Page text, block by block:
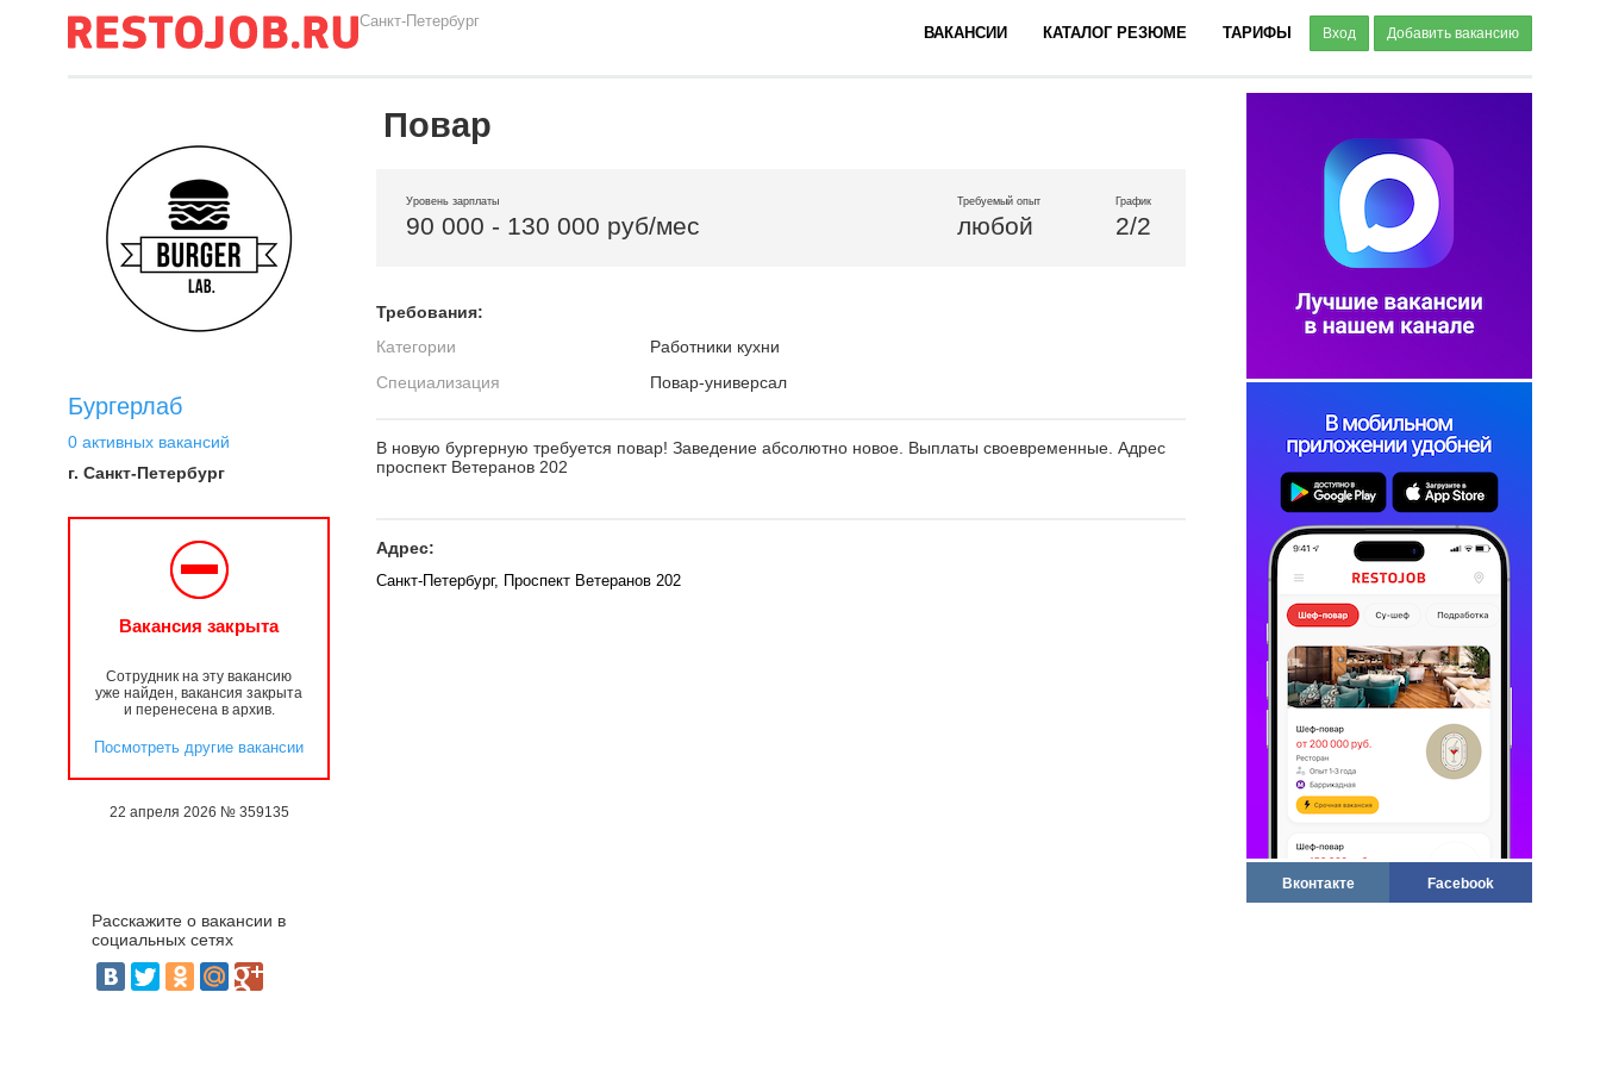
Санкт-Петербург
ВАКАНСИИ КАТАЛОГ РЕЗЮМЕ ТАРИФЫ Вход Добавить вакансию
Вконтакте Facebook
Бургерлаб
0 активных вакансий
г. Санкт-Петербург
Вакансия закрыта
Сотрудник на эту вакансию
уже найден, вакансия закрыта
и перенесена в архив.
Посмотреть другие вакансии
22 апреля 2026 № 359135
Повар
Уровень зарплаты
90 000 - 130 000 руб/мес
Требуемый опыт
любой
График
2/2
Требования:
Категории
Работники кухни
Специализация
Повар-универсал
В новую бургерную требуется повар! Заведение абсолютно новое. Выплаты своевременные. Адрес
проспект Ветеранов 202
Адрес:
Санкт-Петербург, Проспект Ветеранов 202
Расскажите о вакансии в
социальных сетях